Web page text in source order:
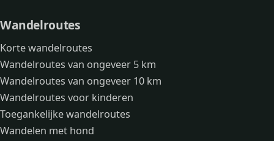
Wandelroutes
Korte wandelroutes
Wandelroutes van ongeveer 5 km
Wandelroutes van ongeveer 10 km
Wandelroutes voor kinderen
Toegankelijke wandelroutes
Wandelen met hond